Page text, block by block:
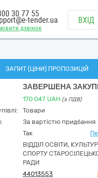
дзвінок
30 77 55
tender.ua ВХІД
ЗАПИТ (ЦІНИ) ПРОПОЗИЦІЙ
ЗАВЕРШЕНА
170 047 UAH (з ПДВ)
Товари
За вартістю придбання
Так
ВІДДІЛ ОСВІТИ,
СПОРТУ
РАДИ
44013553